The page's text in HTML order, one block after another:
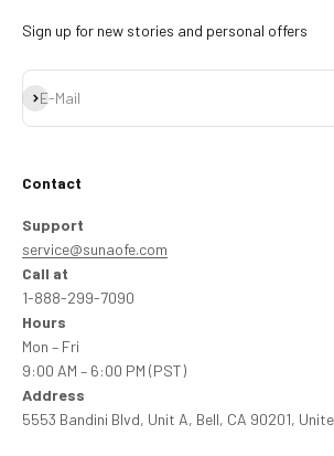
Sign up for new stories and personal offers
E-Mail
Abonnieren
Contact
Support
service@sunaofe.com
Call at
1-888-299-7090
Hours
Mon – Fri
9:00 AM – 6:00 PM (PST)
Address
5553 Bandini Blvd, Unit A, Bell, CA 90201,